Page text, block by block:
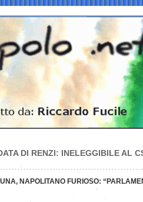
DI RENZI: INELEGGIBILE AL
NAPOLITANO FURIOSO: